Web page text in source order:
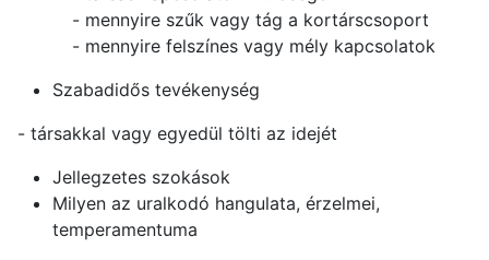
- mennyire szűk vagy tág a kortárscsoport
- mennyire felszínes vagy mély kapcsolatok
Szabadidős tevékenység
- társakkal vagy egyedül tölti az idejét
Jellegzetes szokások
Milyen az uralkodó hangulata, érzelmei,
temperamentuma